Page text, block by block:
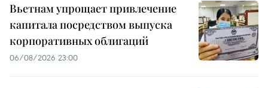
Вьетнам упрощает привлечение
капитала посредством выпуска
корпоративных облигаций
06/08/2026 23:00